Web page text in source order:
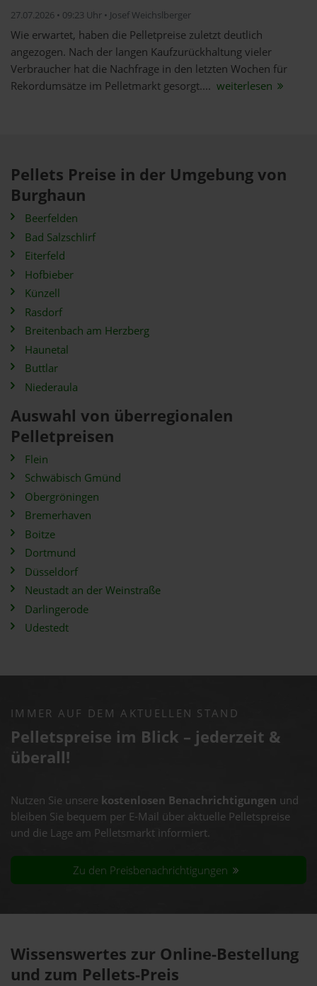
27.07.2026 • 09:23 Uhr • Josef Weichslberger
Wie erwartet, haben die Pelletpreise zuletzt deutlich
angezogen. Nach der langen Kaufzurückhaltung vieler
Verbraucher hat die Nachfrage in den letzten Wochen für
Rekordumsätze im Pelletmarkt gesorgt.... weiterlesen
Pellets Preise in der Umgebung von
Burghaun
Beerfelden
Bad Salzschlirf
Eiterfeld
Hofbieber
Künzell
Rasdorf
Breitenbach am Herzberg
Haunetal
Buttlar
Niederaula
Auswahl von überregionalen
Pelletpreisen
Flein
Schwäbisch Gmünd
Obergröningen
Bremerhaven
Boitze
Dortmund
Düsseldorf
Neustadt an der Weinstraße
Darlingerode
Udestedt
IMMER AUF DEM AKTUELLEN STAND
Pelletspreise im Blick – jederzeit &
überall!
Nutzen Sie unsere kostenlosen Benachrichtigungen und
bleiben Sie bequem per E-Mail über aktuelle Pelletspreise
und die Lage am Pelletsmarkt informiert.
Zu den Preisbenachrichtigungen
Wissenswertes zur Online-Bestellung
und zum Pellets-Preis